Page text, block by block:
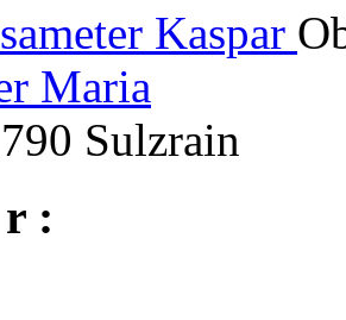
Kaspar
Maria
Sulzrain
: